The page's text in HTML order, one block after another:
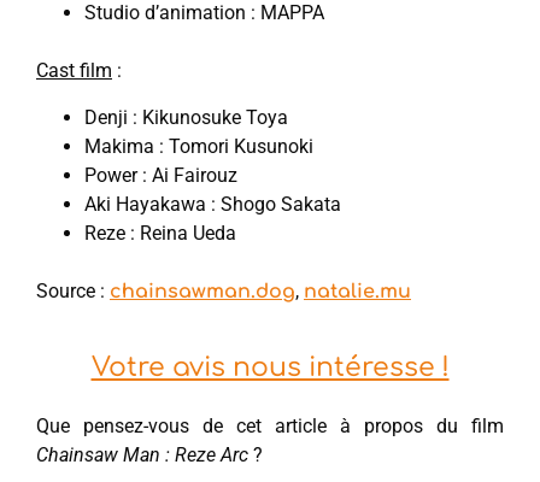
Studio d’animation : MAPPA
Cast film :
Denji : Kikunosuke Toya
Makima : Tomori Kusunoki
Power : Ai Fairouz
Aki Hayakawa : Shogo Sakata
Reze : Reina Ueda
Source : chainsawman.dog, natalie.mu
Votre avis nous intéresse !
Que pensez-vous de cet article à propos du film
Chainsaw Man : Reze Arc ?